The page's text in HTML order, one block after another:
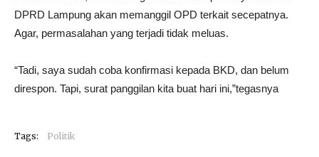
DPRD Lampung akan memanggil OPD terkait secepatnya.
Agar, permasalahan yang terjadi tidak meluas.
“Tadi, saya sudah coba konfirmasi kepada BKD, dan belum
direspon. Tapi, surat panggilan kita buat hari ini,”tegasnya
Tags: Politik